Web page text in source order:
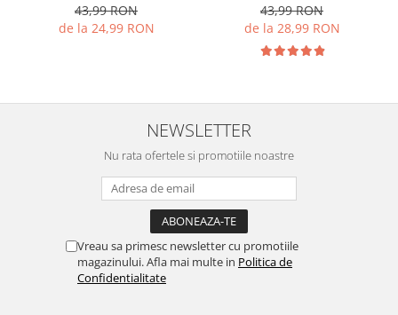
43,99 RON
de la 24,99 RON
43,99 RON
de la 28,99 RON
NEWSLETTER
Nu rata ofertele si promotiile noastre
Vreau sa primesc newsletter cu promotiile
magazinului. Afla mai multe in Politica de
Confidentialitate